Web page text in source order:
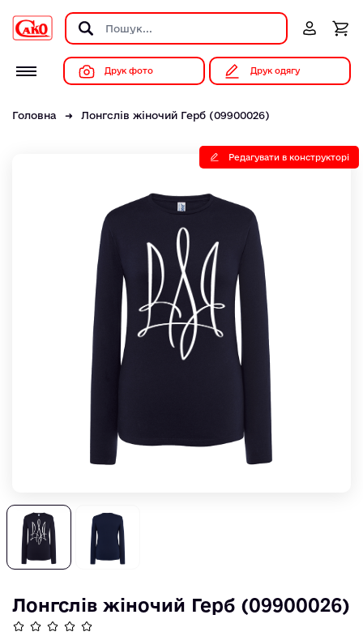
Друк фото Друк одягу
Головна Лонгслів жіночий Герб (09900026)
Редагувати в конструкторі
Лонгслів жіночий Герб (09900026)